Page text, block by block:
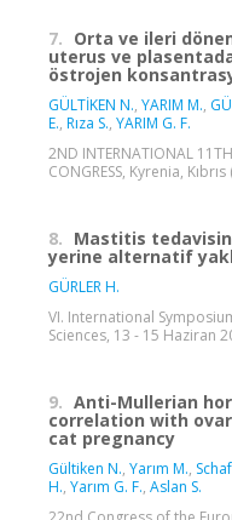
7. Orta ve ileri
uterus ve
östrojen
GÜLTİKEN N., YARIM M.,
E., Rıza S., YARIM G. F.
2ND INTERNATIONAL
CONGRESS, Kyrenia,
8. Mastitis
yerine alternatif
GÜRLER H.
VI. International
Sciences, 13 - 15 Haziran
9. Anti-Mullerian
correlation with
cat pregnancy
Gültiken N., Yarım M.,
H., Yarım G. F., Aslan S.